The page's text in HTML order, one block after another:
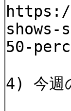
50-
4) 今週